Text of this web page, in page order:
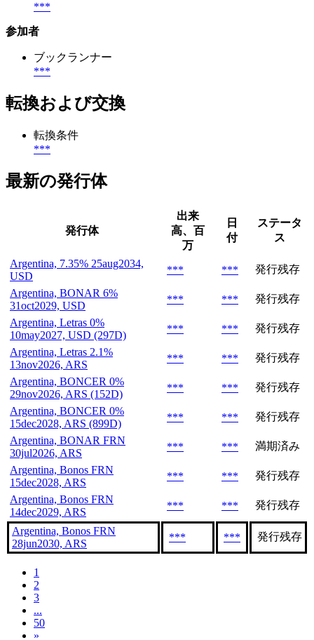
***
参加者
ブックランナー
***
転換および交換
転換条件
***
最新の発行体
発行体
出来
高、百
万
日
付
ステータ
ス
Argentina, 7.35% 25aug2034,
USD
*** ***
発行残存
Argentina, BONAR 6%
31oct2029, USD
*** ***
発行残存
Argentina, Letras 0%
10may2027, USD (297D)
*** ***
発行残存
Argentina, Letras 2.1%
13nov2026, ARS
*** ***
発行残存
Argentina, BONCER 0%
29nov2026, ARS (152D)
*** ***
発行残存
Argentina, BONCER 0%
15dec2028, ARS (899D)
*** ***
発行残存
Argentina, BONAR FRN
30jul2026, ARS
*** ***
満期済み
Argentina, Bonos FRN
15dec2028, ARS
*** ***
発行残存
Argentina, Bonos FRN
14dec2029, ARS
*** *** 発行残存
Argentina, Bonos FRN
28jun2030, ARS
*** *** 発行残存
1
2
3
...
50
»